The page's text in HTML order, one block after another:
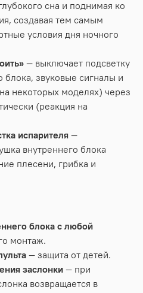
сна и поднимая ко
создавая тем самым
условия дня ночного
— выключает подсветку
блока, звуковые сигналы и
некоторых моделях) через
(реакция на
испарителя —
внутреннего блока
плесени, грибка и
блока с любой
монтаж.
— защита от детей.
заслонки — при
возвращается в